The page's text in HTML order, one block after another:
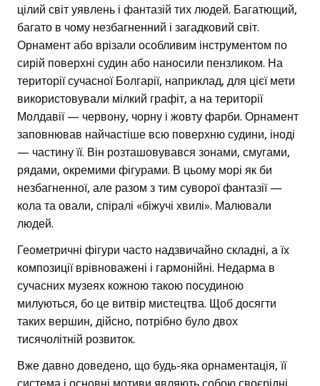
цілий світ уявлень і фантазій тих людей. Багатющий,
багато в чому незбагненний і загадковий світ.
Орнамент або врізали особливим інструментом по
сирій поверхні судин або наносили пензликом. На
території сучасної Болгарії, наприклад, для цієї мети
використовували мілкий графіт, а на території
Молдавії — червону, чорну і жовту фарби. Орнамент
заповнював найчастіше всю поверхню судини, іноді
— частину її. Він розташовувався зонами, смугами,
рядами, окремими фігурами. В цьому морі як би
незбагненної, але разом з тим суворої фантазії —
кола та овали, спіралі «біжучі хвилі». Малювали
людей.
Геометричні фігури часто надзвичайно складні, а їх
композиції врівноважені і гармонійні. Недарма в
сучасних музеях кожною такою посудиною
милуються, бо це витвір мистецтва. Щоб досягти
таких вершин, дійсно, потрібно було двох
тисячолітній розвиток.
Вже давно доведено, що будь-яка орнаментація, її